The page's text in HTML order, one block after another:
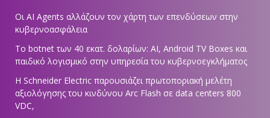
Οι AI Agents αλλάζουν τον χάρτη των επενδύσεων στην
κυβερνοασφάλεια
Το botnet των 40 εκατ. δολαρίων: AI, Android TV Boxes και
παιδικό λογισμικό στην υπηρεσία του κυβερνοεγκλήματος
Η Schneider Electric παρουσιάζει πρωτοποριακή μελέτη
αξιολόγησης του κινδύνου Arc Flash σε data centers 800
VDC,